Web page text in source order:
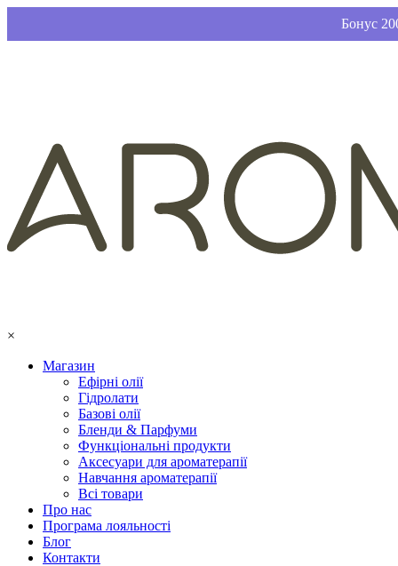
Бонус
×
Магазин
Ефірні олії
Гідролати
Базові олії
Бленди & Парфуми
Функціональні продукти
Аксесуари для ароматерапії
Навчання ароматерапії
Всі товари
Про нас
Програма лояльності
Блог
Контакти